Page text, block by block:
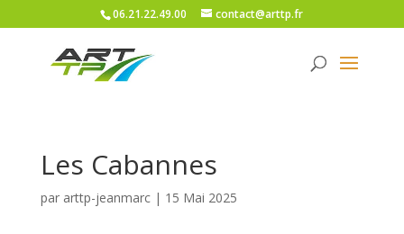
06.21.22.49.00 contact@arttp.fr
Les Cabannes
par arttp-jeanmarc| 15 Mai 2025